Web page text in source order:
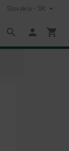
Slovakia - SK
search person shopping_cart